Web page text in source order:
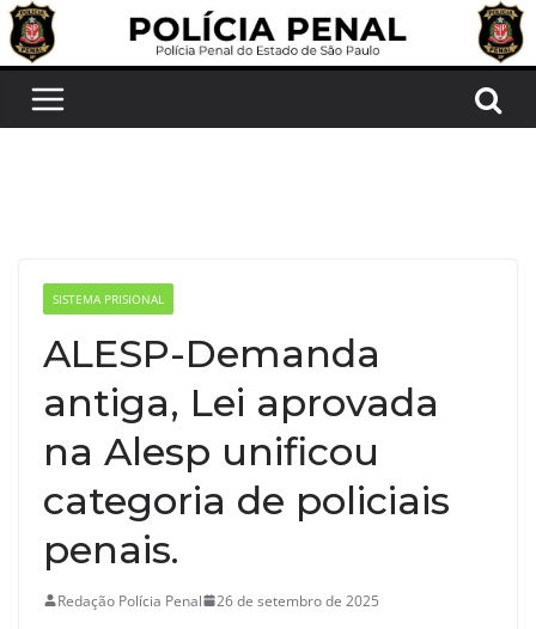
Pular
para
conteúdo
SISTEMA PRISIONAL
ALESP-Demanda
antiga, Lei aprovada
na Alesp unificou
categoria de policiais
penais.
Redação Polícia Penal 26 de setembro de 2025